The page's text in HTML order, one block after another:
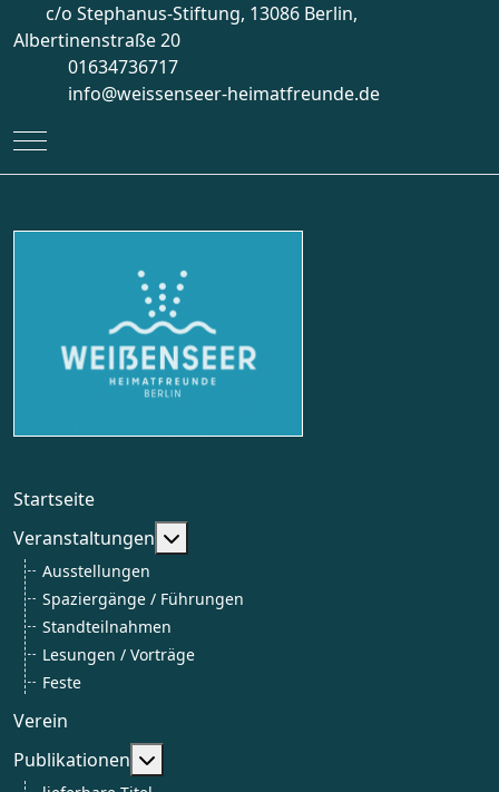
c/o Stephanus-Stiftung, 13086 Berlin,
Albertinenstraße 20
01634736717
info@weissenseer-heimatfreunde.de
Mobile Menu Toggle
Startseite
Veranstaltungen
Weitere Informationen:
Ausstellungen
Spaziergänge / Führungen
Standteilnahmen
Lesungen / Vorträge
Feste
Verein
Publikationen
Weitere Informationen: Publikationen